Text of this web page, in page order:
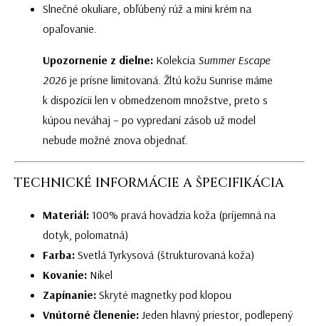
Slnečné okuliare, obľúbený rúž a mini krém na
opaľovanie.
Upozornenie z dielne: Kolekcia Summer Escape
2026 je prísne limitovaná. Žltú kožu Sunrise máme
k dispozícii len v obmedzenom množstve, preto s
kúpou neváhaj – po vypredaní zásob už model
nebude možné znova objednať.
TECHNICKÉ INFORMÁCIE A ŠPECIFIKÁCIA
Materiál: 100% pravá hovädzia koža (príjemná na
dotyk, polomatná)
Farba: Svetlá Tyrkysová (štrukturovaná koža)
Kovanie: Nikel
Zapínanie: Skryté magnetky pod klopou
Vnútorné členenie: Jeden hlavný priestor, podlepený